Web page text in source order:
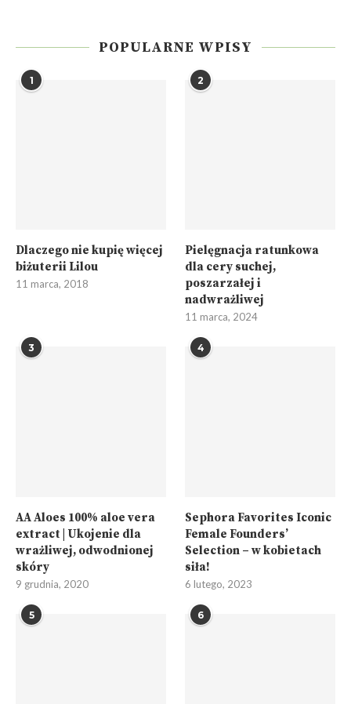
POPULARNE WPISY
1
Dlaczego nie kupię więcej
biżuterii Lilou
11 marca, 2018
2
Pielęgnacja ratunkowa
dla cery suchej,
poszarzałej i
nadwrażliwej
11 marca, 2024
3
AA Aloes 100% aloe vera
extract | Ukojenie dla
wrażliwej, odwodnionej
skóry
9 grudnia, 2020
4
Sephora Favorites Iconic
Female Founders’
Selection – w kobietach
siła!
6 lutego, 2023
5 6